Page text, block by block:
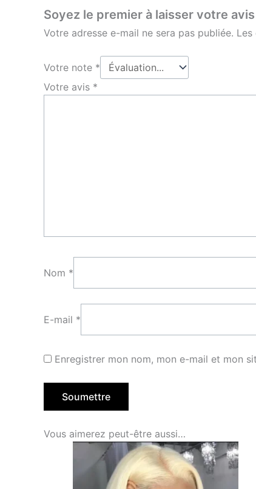
Soyez le premier à laisser votre
Votre adresse e-mail ne sera pas publiée.
Votre note *
Votre avis *
Nom *
E-mail *
Enregistrer mon nom, mon e-mail et mon
Vous aimerez peut-être aussi…